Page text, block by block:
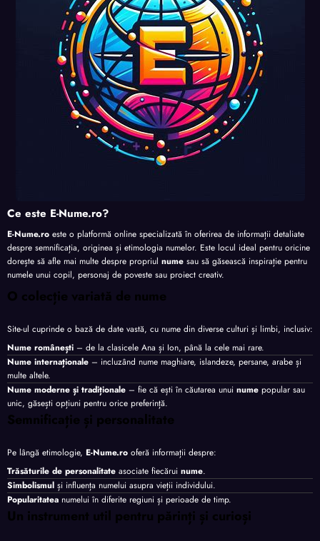
te
te
Ce este E-Nume.ro?
E-Nume.ro este o platformă online specializată în oferirea de informații detaliate
despre semnificația, originea și etimologia numelor. Este locul ideal pentru oricine
dorește să afle mai multe despre propriul nume sau să găsească inspirație pentru
numele unui copil, personaj de poveste sau proiect creativ.
O colecție variată de nume
Site-ul cuprinde o bază de date vastă, cu nume din diverse culturi și limbi, inclusiv:
Nume românești – de la clasicele Ana și Ion, până la cele mai rare.
Nume internaționale – incluzând nume maghiare, islandeze, persane, arabe și
multe altele.
Nume moderne și tradiționale – fie că ești în căutarea unui nume popular sau
unic, găsești opțiuni pentru orice preferință.
Semnificație și personalitate
Pe lângă etimologie, E-Nume.ro oferă informații despre:
Trăsăturile de personalitate asociate fiecărui nume.
Simbolismul și influența numelui asupra vieții individului.
Popularitatea numelui în diferite regiuni și perioade de timp.
Un instrument util pentru părinți și curioși